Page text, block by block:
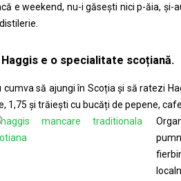
e weekend, nu-i găsești nici p-ăia, și-
Haggis e o specialitate scoțiană.
cumva să ajungi în Scoția și să ratezi
1,75 și trăiești cu bucăți de pepene,